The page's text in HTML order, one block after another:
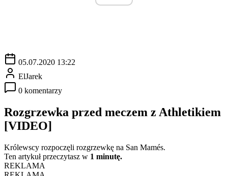
05.07.2020 13:22
ElJarek
0 komentarzy
Rozgrzewka przed meczem z Athletikiem
[VIDEO]
Królewscy rozpoczęli rozgrzewkę na San Mamés.
Ten artykuł przeczytasz w 1 minutę.
REKLAMA